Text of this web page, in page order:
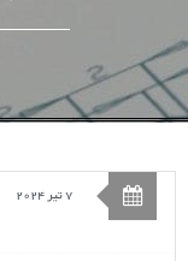
7 تیر 2024